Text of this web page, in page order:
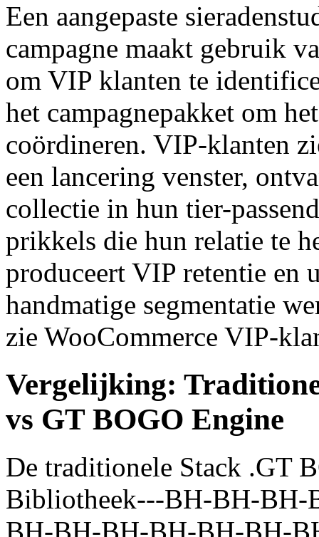
Een aangepaste
campagne maakt gebruik
om VIP klanten te
het campagnepakket om
coördineren. VIP-klanten
een lancering venster,
collectie in hun tier-
prikkels die hun relatie te
produceert VIP retentie en
handmatige segmentatie
zie WooCommerce VIP-
Vergelijking:
vs GT BOGO Engine
De traditionele Stack .GT
Bibliotheek---BH-BH-
BH-BH-BH-BH-BH-BH-